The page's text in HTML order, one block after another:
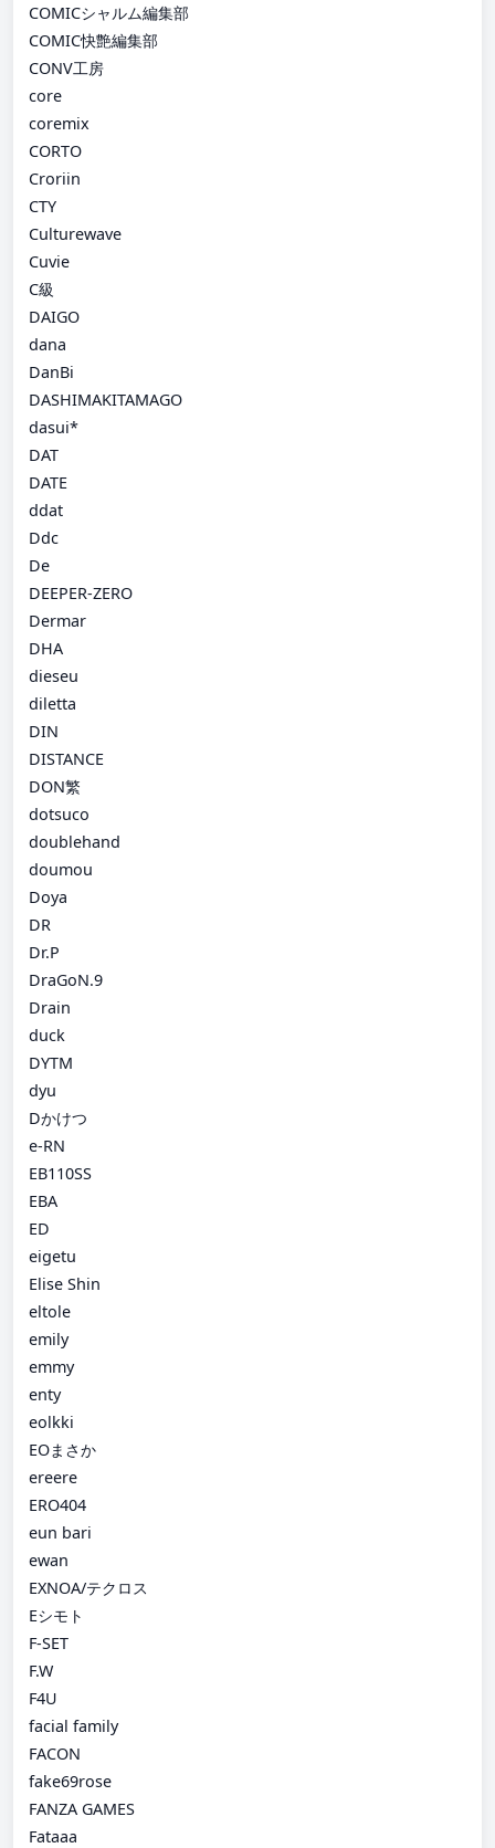
COMICシャルム編集部
COMIC快艶編集部
CONV工房
core
coremix
CORTO
Croriin
CTY
Culturewave
Cuvie
C級
DAIGO
dana
DanBi
DASHIMAKITAMAGO
dasui*
DAT
DATE
ddat
Ddc
De
DEEPER-ZERO
Dermar
DHA
dieseu
diletta
DIN
DISTANCE
DON繁
dotsuco
doublehand
doumou
Doya
DR
Dr.P
DraGoN.9
Drain
duck
DYTM
dyu
Dかけつ
e-RN
EB110SS
EBA
ED
eigetu
Elise Shin
eltole
emily
emmy
enty
eolkki
EOまさか
ereere
ERO404
eun bari
ewan
EXNOA/テクロス
Eシモト
F-SET
F.W
F4U
facial family
FACON
fake69rose
FANZA GAMES
Fataaa